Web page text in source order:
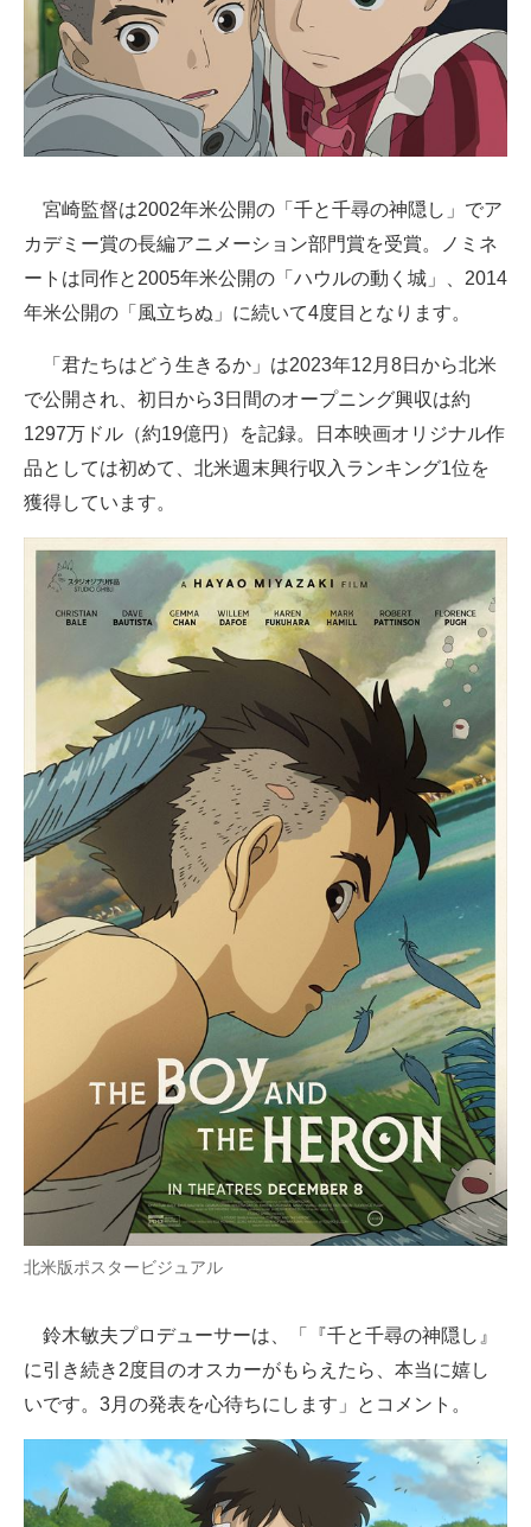
ビジネスと働き方のヒント
AI活用のいまが分かる
企業ITのトレンドを詳説
マーケ×ITの今がよく分かる
ITエンジニア向け専門サイト
企業向けIT製品の総合サイト
IT製品の技術・比較・事例
モノづくり技術者専門サイト
電子設計の基本と応用
エネルギーの専門メディア
建設×テクノロジーの最前線
ちょっと気になるネットの話題
宮崎監督は2002年米公開の「千と千尋の神隠し」でア
カデミー賞の長編アニメーション部門賞を受賞。ノミネ
ートは同作と2005年米公開の「ハウルの動く城」、2014
年米公開の「風立ちぬ」に続いて4度目となります。
「君たちはどう生きるか」は2023年12月8日から北米
で公開され、初日から3日間のオープニング興収は約
1297万ドル（約19億円）を記録。日本映画オリジナル作
品としては初めて、北米週末興行収入ランキング1位を
獲得しています。
北米版ポスタービジュアル
鈴木敏夫プロデューサーは、「『千と千尋の神隠し』
に引き続き2度目のオスカーがもらえたら、本当に嬉し
いです。3月の発表を心待ちにします」とコメント。